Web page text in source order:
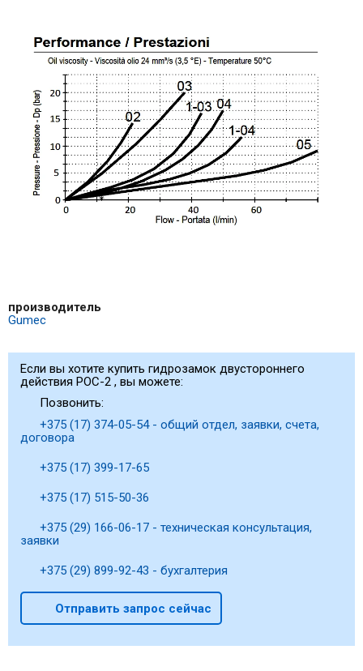
производитель
Gumec
Если вы хотите купить гидрозамок двустороннего
действия POC-2 , вы можете:
Позвонить:
+375 (17) 374-05-54 - общий отдел, заявки, счета,
договора
+375 (17) 399-17-65
+375 (17) 515-50-36
+375 (29) 166-06-17 - техническая консультация,
заявки
+375 (29) 899-92-43 - бухгалтерия
Отправить запрос сейчас